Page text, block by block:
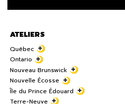
ATELIERS
Québec
Ontario
Nouveau Brunswick
Nouvelle Écosse
Île du Prince Édouard
Terre-Neuve